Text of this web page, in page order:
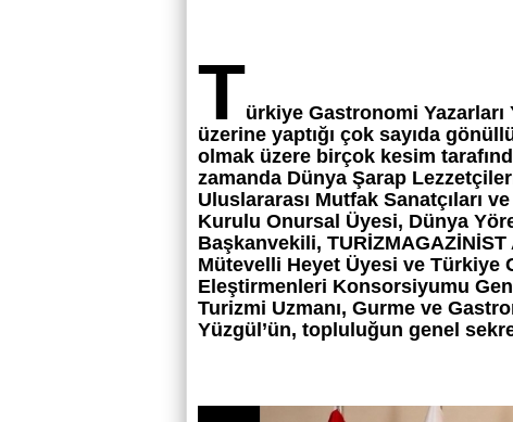
Türkiye Gastronomi
üzerine yaptığı çok sayıda
olmak üzere birçok kesim
zamanda Dünya Şarap
Uluslararası Mutfak Sanatçıları
Kurulu Onursal Üyesi, Dünya
Başkanvekili,
Mütevelli Heyet Üyesi ve Türkiye
Eleştirmenleri Konsorsiyumu
Turizmi Uzmanı, Gurme ve
Yüzgül’ün, topluluğun genel